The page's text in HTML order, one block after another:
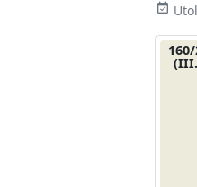
event_available